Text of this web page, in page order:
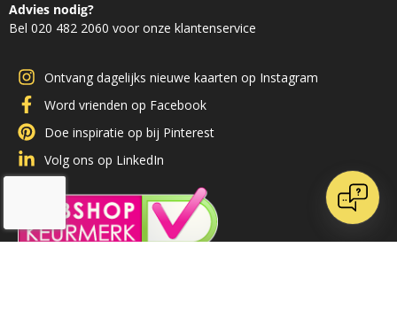
Advies nodig?
Bel 020 482 2060 voor onze klantenservice
Ontvang dagelijks nieuwe kaarten op Instagram
Word vrienden op Facebook
Doe inspiratie op bij Pinterest
Volg ons op LinkedIn